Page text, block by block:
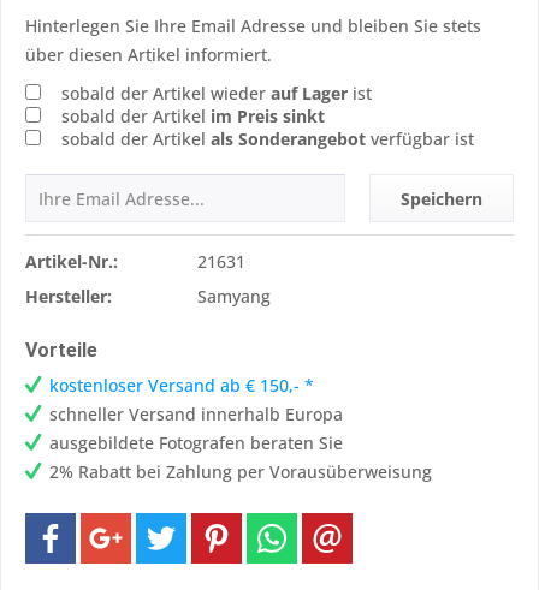
Hinterlegen Sie Ihre Email Adresse und bleiben Sie stets
über diesen Artikel informiert.
sobald der Artikel wieder auf Lager ist
sobald der Artikel im Preis sinkt
sobald der Artikel als Sonderangebot verfügbar ist
Speichern
Artikel-Nr.:
21631
Hersteller:
Samyang
Vorteile
kostenloser Versand ab € 150,- *
schneller Versand innerhalb Europa
ausgebildete Fotografen beraten Sie
2% Rabatt bei Zahlung per Vorausüberweisung